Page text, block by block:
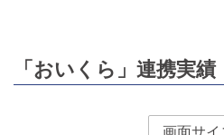
「おいくら」連携実績
画面サイ